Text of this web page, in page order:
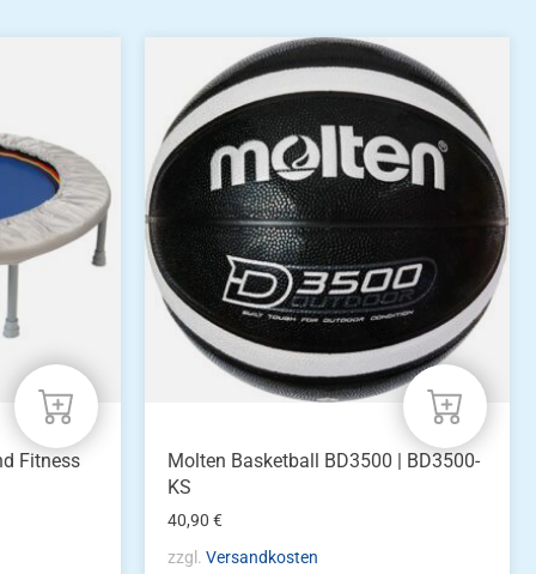
Fitness
Molten Basketball BD3500 | BD3500-
KS
40,90€
zzgl.Versandkosten